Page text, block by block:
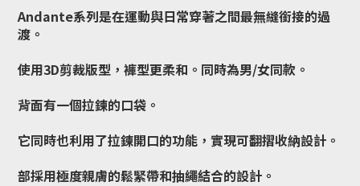
Andante系列是在運動與日常穿著之間最無縫銜接的過
渡。
使用3D剪裁版型，褲型更柔和。同時為男/女同款。
背面有一個拉鍊的口袋。
它同時也利用了拉鍊開口的功能，實現可翻摺收納設計。
部採用極度親膚的鬆緊帶和抽繩結合的設計。